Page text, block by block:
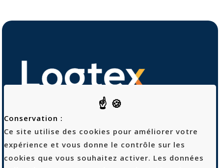
Logtex
53 rue Sibert
Conservation :
Ce site utilise des cookies pour améliorer votre
expérience et vous donne le contrôle sur les
cookies que vous souhaitez activer. Les données